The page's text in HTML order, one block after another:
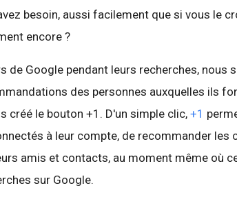
besoin, aussi facilement que si vous le
encore ?
de Google pendant leurs recherches, nous
des personnes auxquelles ils
créé le bouton +1. D'un simple clic,+1
à leur compte, de recommander les
amis et contacts, au moment même où
sur Google.